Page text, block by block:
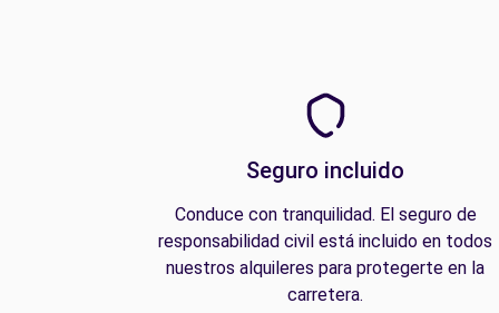
Seguro incluido
Conduce con tranquilidad. El seguro de
responsabilidad civil está incluido en todos
nuestros alquileres para protegerte en la
carretera.